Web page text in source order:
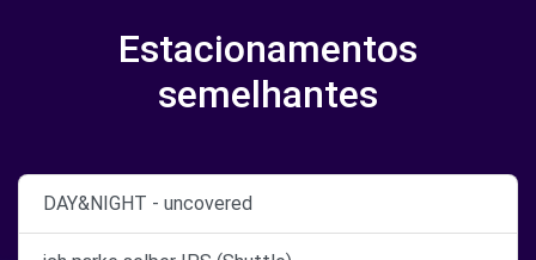
Estacionamentos
semelhantes
DAY&NIGHT - uncovered